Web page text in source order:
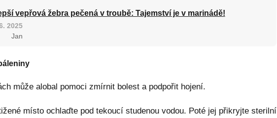
vepřová žebra pečená v troubě: Tajemství je v marinádě!
2025
Jan
může alobal pomoci zmírnit bolest a podpořit hojení.
místo ochlaďte pod tekoucí studenou vodou. Poté jej přikryjte sterilní